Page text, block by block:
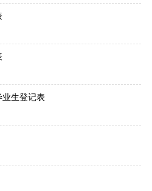
生登记表